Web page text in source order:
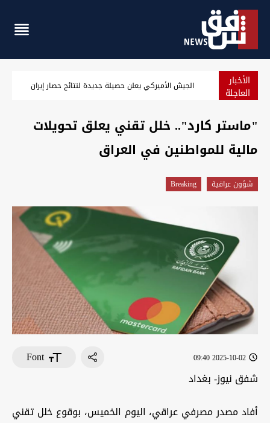
الأخبار
العاجلة الجيش الأميركي يعلن حصيلة جديدة لنتائج حصار إيران
"ماستر كارد".. خلل تقني يعلق تحويلات
مالية للمواطنين في العراق
شؤون عراقية Breaking
2025-10-02 09:40
Font
شفق نيوز- بغداد
أفاد مصدر مصرفي عراقي، اليوم الخميس، بوقوع خلل تقني